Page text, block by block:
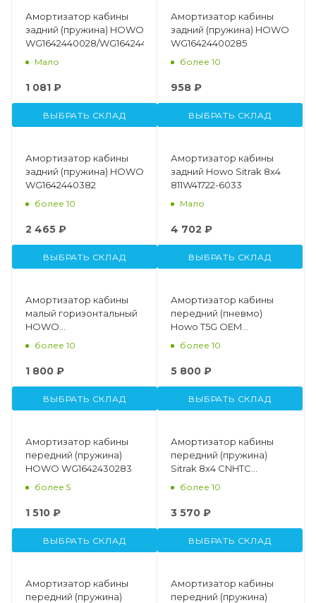
Амортизатор кабины
задний (пружина) HOWO
WG1642440028/WG16424400285
Мало
1 081 ₽
ВЫБРАТЬ СКЛАД
Амортизатор кабины
задний (пружина) HOWO
WG16424400285
более 10
958 ₽
ВЫБРАТЬ СКЛАД
Амортизатор кабины
задний (пружина) HOWO
WG1642440382
более 10
2 465 ₽
ВЫБРАТЬ СКЛАД
Амортизатор кабины
задний Howo Sitrak 8x4
811W41722-6033
Мало
4 702 ₽
ВЫБРАТЬ СКЛАД
Амортизатор кабины
малый горизонтальный
HOWO
AZ1642440021\WG1642440021
более 10
1 800 ₽
ВЫБРАТЬ СКЛАД
Амортизатор кабины
передний (пневмо)
Howo T5G OEM
712W41722-6022
более 10
5 800 ₽
ВЫБРАТЬ СКЛАД
Амортизатор кабины
передний (пружина)
HOWO WG1642430283
более 5
1 510 ₽
ВЫБРАТЬ СКЛАД
Амортизатор кабины
передний (пружина)
Sitrak 8x4 CNHTC
811W41722-6025
более 10
3 570 ₽
ВЫБРАТЬ СКЛАД
Амортизатор кабины
передний (пружина)
Амортизатор кабины
передний (пружина)